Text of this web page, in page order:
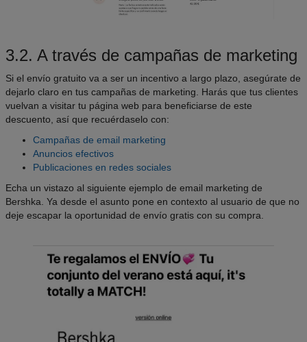
3.2. A través de campañas de marketing
Si el envío gratuito va a ser un incentivo a largo plazo, asegúrate de
dejarlo claro en tus campañas de marketing. Harás que tus clientes
vuelvan a visitar tu página web para beneficiarse de este
descuento, así que recuérdaselo con:
Campañas de email marketing
Anuncios efectivos
Publicaciones en redes sociales
Echa un vistazo al siguiente ejemplo de email marketing de
Bershka. Ya desde el asunto pone en contexto al usuario de que no
deje escapar la oportunidad de envío gratis con su compra.